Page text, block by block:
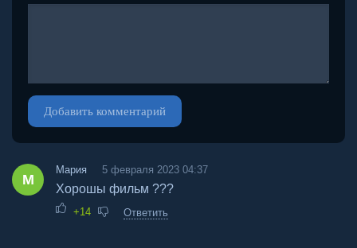
Добавить комментарий
М
Мария 5 февраля 2023 04:37
Хорошы фильм ???
+14 Ответить